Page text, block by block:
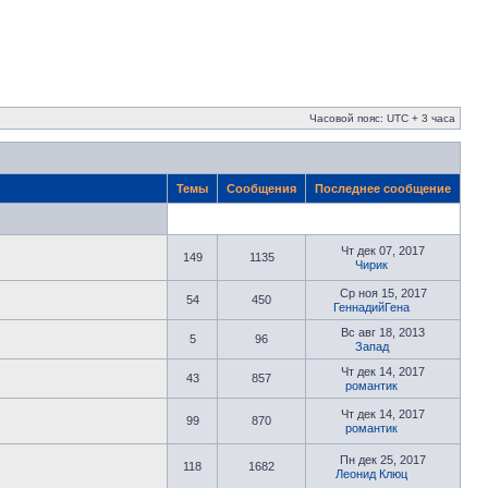
Часовой пояс: UTC + 3 часа
Темы Сообщения Последнее сообщение
149 1135
Чт дек 07, 2017
Чирик
54 450
Ср ноя 15, 2017
ГеннадийГена
5 96
Вс авг 18, 2013
Запад
43 857
Чт дек 14, 2017
романтик
99 870
Чт дек 14, 2017
романтик
118 1682
Пн дек 25, 2017
Леонид Клюц